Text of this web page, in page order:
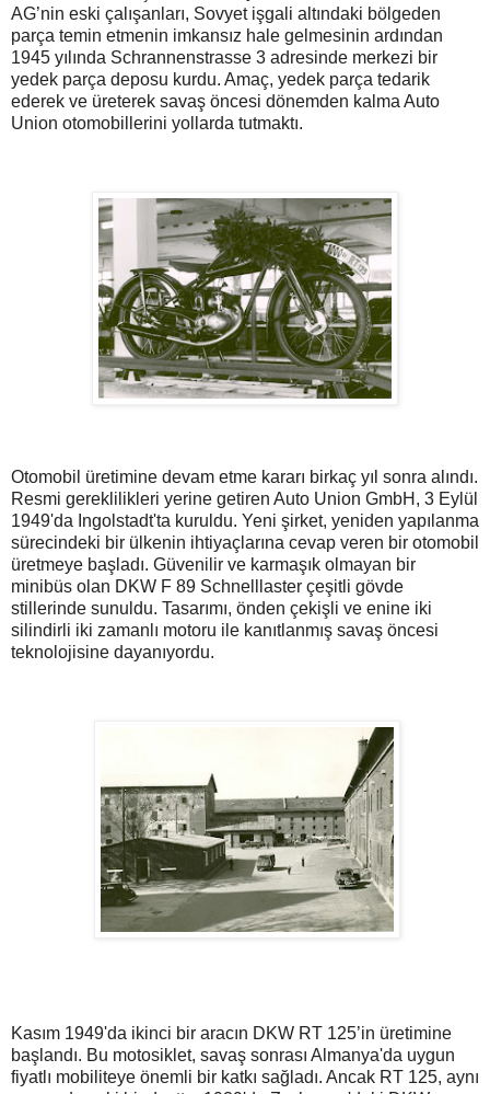
AG’nin eski çalışanları, Sovyet işgali altındaki bölgeden
parça temin etmenin imkansız hale gelmesinin ardından
1945 yılında Schrannenstrasse 3 adresinde merkezi bir
yedek parça deposu kurdu. Amaç, yedek parça tedarik
ederek ve üreterek savaş öncesi dönemden kalma Auto
Union otomobillerini yollarda tutmaktı.
Otomobil üretimine devam etme kararı birkaç yıl sonra alındı.
Resmi gereklilikleri yerine getiren Auto Union GmbH, 3 Eylül
1949'da Ingolstadt'ta kuruldu. Yeni şirket, yeniden yapılanma
sürecindeki bir ülkenin ihtiyaçlarına cevap veren bir otomobil
üretmeye başladı. Güvenilir ve karmaşık olmayan bir
minibüs olan DKW F 89 Schnelllaster çeşitli gövde
stillerinde sunuldu. Tasarımı, önden çekişli ve enine iki
silindirli iki zamanlı motoru ile kanıtlanmış savaş öncesi
teknolojisine dayanıyordu.
Kasım 1949'da ikinci bir aracın DKW RT 125’in üretimine
başlandı. Bu motosiklet, savaş sonrası Almanya'da uygun
fiyatlı mobiliteye önemli bir katkı sağladı. Ancak RT 125, aynı